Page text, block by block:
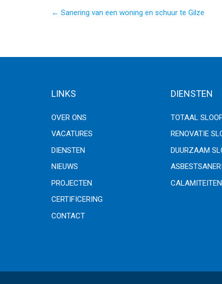
← Sanering van een woning en schuur te Gilze
LINKS
OVER ONS
VACATURES
DIENSTEN
NIEUWS
PROJECTEN
CERTIFICERING
CONTACT
DIENSTEN
TOTAAL
RENOVATIE
DUURZAAM
CALAMITEITEN